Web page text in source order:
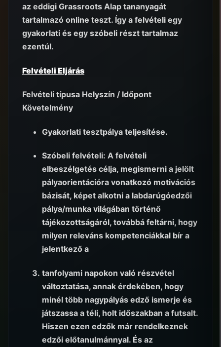
az eddigi Grassroots Alap tananyagát
tartalmazó online teszt. Így a felvételi egy
gyakorlati és egy szóbeli részt tartalmaz
ezentúl.
Felvételi Eljárás
Felvételi típusa Helyszín / Időpont
Követelmény
Gyakorlati tesztpálya teljesítése.
Szóbeli felvételi: A felvételi
elbeszélgetés célja, megismerni a jelölt
pályaorientációra vonatkozó motivációs
bázisát, képet alkotni a labdarúgóedzői
pálya/munka világában történő
tájékozottságáról, továbbá feltárni, hogy
milyen releváns kompetenciákkal bír a
jelentkező a
tanfolyami napokon való részvétel
változtatása, annak érdekében, hogy
minél több nagypályás edző ismerje és
játszassa a téli, holt időszakban a futsalt.
Hiszen ezen edzők már rendelkeznek
edzői előtanulmánnyal. És az